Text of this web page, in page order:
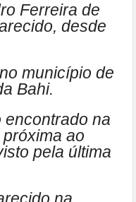
Ferreira de
desde
município de
Bahi.
na
ao
pela última